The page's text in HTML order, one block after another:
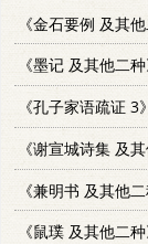
《金石要例 及其他
《墨记 及其他二种
《孔子家语疏证 3》
《谢宣城诗集 及其
《兼明书 及其他二
《鼠璞 及其他二种